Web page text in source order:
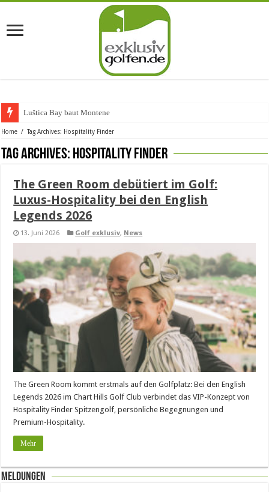
Luštica Bay baut Montenegros
Home / Tag Archives: Hospitality Finder
Tag Archives: Hospitality Finder
The Green Room debütiert im Golf:
Luxus-Hospitality bei den English
Legends 2026
13. Juni 2026 Golf exklusiv, News
The Green Room kommt erstmals auf den Golfplatz: Bei den English
Legends 2026 im Chart Hills Golf Club verbindet das VIP-Konzept von
Hospitality Finder Spitzengolf, persönliche Begegnungen und
Premium-Hospitality.
Mehr
Meldungen